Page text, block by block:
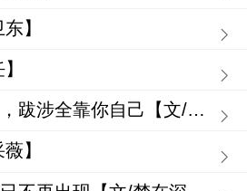
】
人生弯路也很美，跋涉全靠你自己【文/石川河】
】